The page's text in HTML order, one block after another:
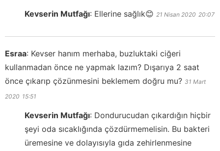
Kevserin Mutfağı: Ellerine sağlık😊 21 Nisan 2020 20:07
Esraa: Kevser hanım merhaba, buzluktaki ciğeri
kullanmadan önce ne yapmak lazım? Dışarıya 2 saat
önce çıkarıp çözünmesini beklemem doğru mu? 31 Mart
2020 15:51
Kevserin Mutfağı: Dondurucudan çıkardığın hiçbir
şeyi oda sıcaklığında çözdürmemelisin. Bu bakteri
üremesine ve dolayısıyla gıda zehirlenmesine